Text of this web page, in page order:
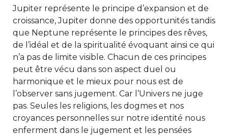
Jupiter représente le principe d’expansion et de
croissance, Jupiter donne des opportunités tandis
que Neptune représente le principes des rêves,
de l’idéal et de la spiritualité évoquant ainsi ce qui
n’a pas de limite visible. Chacun de ces principes
peut être vécu dans son aspect duel ou
harmonique et le mieux pour nous est de
l’observer sans jugement. Car l’Univers ne juge
pas. Seules les religions, les dogmes et nos
croyances personnelles sur notre identité nous
enferment dans le jugement et les pensées